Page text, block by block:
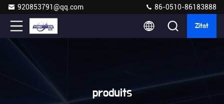
920853791@qq.com 86-0510-86183888
Zitat
produits